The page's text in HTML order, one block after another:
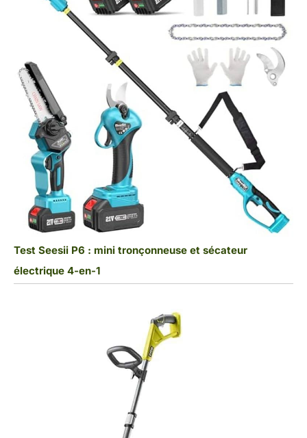
Test Seesii P6 : mini tronçonneuse et sécateur
électrique 4-en-1